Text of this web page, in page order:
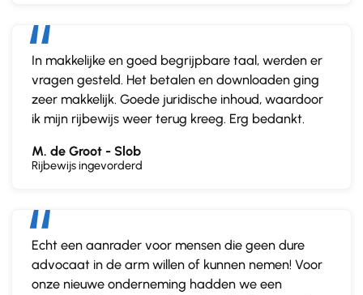
In makkelijke en goed begrijpbare taal, werden er
vragen gesteld. Het betalen en downloaden ging
zeer makkelijk. Goede juridische inhoud, waardoor
ik mijn rijbewijs weer terug kreeg. Erg bedankt.
M. de Groot - Slob
Rijbewijs ingevorderd
Echt een aanrader voor mensen die geen dure
advocaat in de arm willen of kunnen nemen! Voor
onze nieuwe onderneming hadden we een